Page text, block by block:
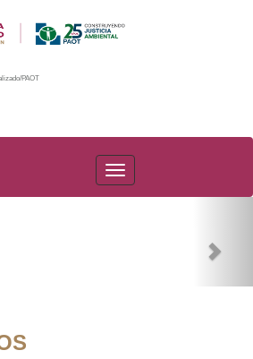
PAOT
PAOT